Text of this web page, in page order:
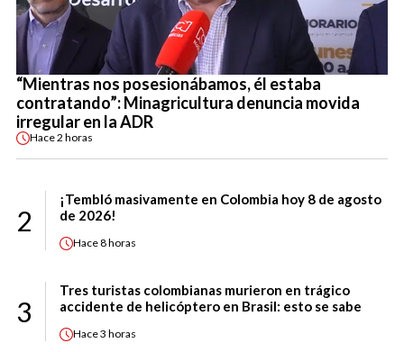
“Mientras nos posesionábamos, él estaba
contratando”: Minagricultura denuncia movida
irregular en la ADR
Hace2 horas
2
¡Tembló masivamente en Colombia hoy 8 de agosto
de 2026!
Hace8 horas
3
Tres turistas colombianas murieron en trágico
accidente de helicóptero en Brasil: esto se sabe
Hace3 horas